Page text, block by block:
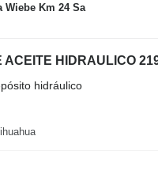
Wiebe Km 24 Sa
hidráulico